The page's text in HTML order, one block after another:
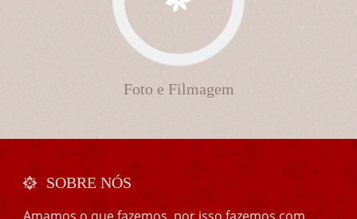
Foto e Filmagem
SOBRE NÓS